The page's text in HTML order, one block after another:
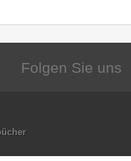
Folgen Sie uns